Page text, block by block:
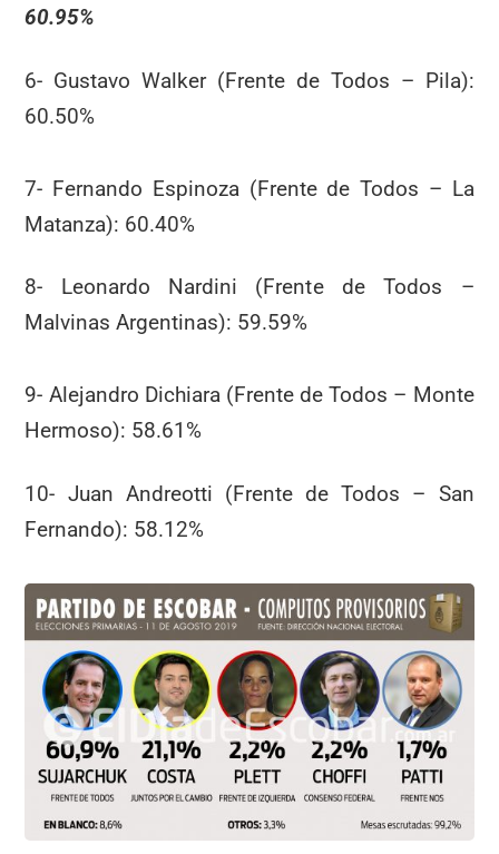
60.95%
6- Gustavo Walker (Frente de Todos – Pila):
60.50%
7- Fernando Espinoza (Frente de Todos – La
Matanza): 60.40%
8- Leonardo Nardini (Frente de Todos –
Malvinas Argentinas): 59.59%
9- Alejandro Dichiara (Frente de Todos – Monte
Hermoso): 58.61%
10- Juan Andreotti (Frente de Todos – San
Fernando): 58.12%